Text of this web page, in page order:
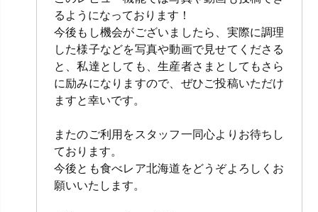
るようになっております！
今後もし機会がございましたら、実際に調理
した様子などを写真や動画で見せてくださる
と、私達としても、生産者さまとしてもさら
に励みになりますので、ぜひご投稿いただけ
ますと幸いです。
またのご利用をスタッフ一同心よりお待ちし
ております。
今後とも食べレア北海道をどうぞよろしくお
願いいたします。